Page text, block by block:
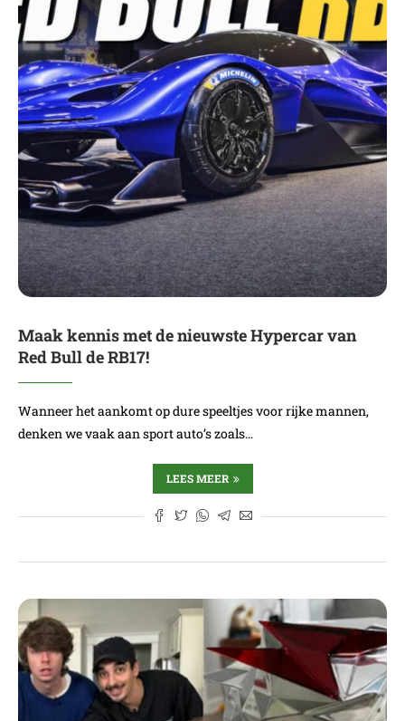
Maak kennis met de nieuwste Hypercar van
Red Bull de RB17!
Wanneer het aankomt op dure speeltjes voor rijke mannen,
denken we vaak aan sport auto’s zoals…
LEES MEER